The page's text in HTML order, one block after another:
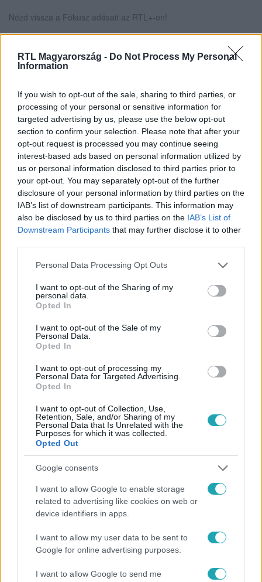
RTL Magyarország - Do Not Process My Personal
Information
If you wish to opt-out of the sale, sharing to third parties, or
processing of your personal or sensitive information for
targeted advertising by us, please use the below opt-out
section to confirm your selection. Please note that after your
opt-out request is processed you may continue seeing
interest-based ads based on personal information utilized by
us or personal information disclosed to third parties prior to
your opt-out. You may separately opt-out of the further
disclosure of your personal information by third parties on the
IAB’s list of downstream participants. This information may
also be disclosed by us to third parties on the IAB’s List of
Downstream Participants that may further disclose it to other
Please note that this website/app uses one or more Google
not limited to your visit or usage behaviour. You may click to
grant or deny consent to Google and its third-party tags to
use your data for below specified purposes in below Google
consent section.
Personal Data Processing Opt Outs
I want to opt-out of the Sharing of my
personal data.
Opted In
I want to opt-out of the Sale of my
Personal Data.
Opted In
I want to opt-out of processing my
Personal Data for Targeted Advertising.
Opted In
I want to opt-out of Collection, Use,
Retention, Sale, and/or Sharing of my
Personal Data that Is Unrelated with the
Purposes for which it was collected.
Opted Out
Google consents
I want to allow Google to enable storage
related to advertising like cookies on web or
device identifiers in apps.
I want to allow my user data to be sent to
Google for online advertising purposes.
I want to allow Google to send me
Nézd vissza a Fókusz adásait az RTL+-on!
Itt állítsd be, hogy az RTL.hu az elsők között
Kövess minket, és értesülj a friss hírekről a
Facebookon is!
FUTNI MENTEM #FILMSZEMLE #MAGYAR FILM
Népszerű